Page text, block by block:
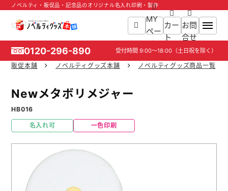
ノベルティ・販促品・記念品のオリジナル名入れ印刷・製作
MY
ペー
ジ
カー
ト
お問
合せ
0120-296-890 受付時間 9:00～18:00（土日祝を除く）
商品一覧
ご利用ガイド
入稿ガイド
スタッフ紹介
販促本舗 ノベルティグッズ本舗 ノベルティグッズ商品一覧
Newメタボリメジャー
HB016
名入れ可 一色印刷